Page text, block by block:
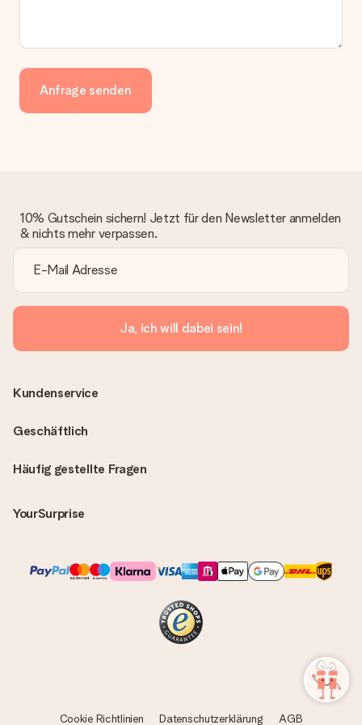
Anfrage senden
10% Gutschein sichern! Jetzt für den Newsletter anmelden
& nichts mehr verpassen.
Ja, ich will dabei sein!
Häufig gestellte Fragen
YourSurprise
Kundenservice
Geschäftlich
Cookie Richtlinien Datenschutzerklärung AGB